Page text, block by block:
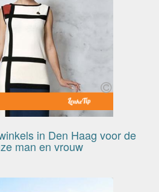
in Den Haag voor de
man en vrouw